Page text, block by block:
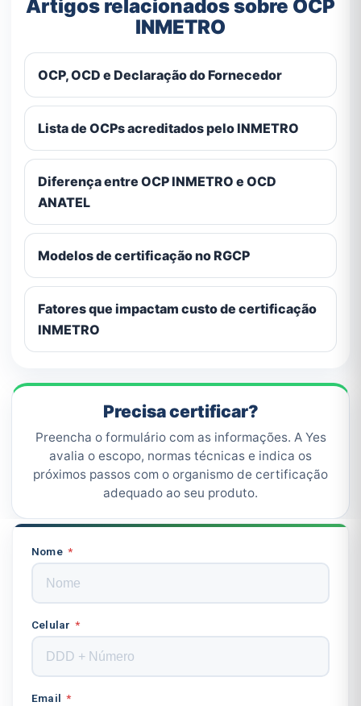
Artigos relacionados sobre OCP
INMETRO
OCP, OCD e Declaração do Fornecedor
Lista de OCPs acreditados pelo INMETRO
Diferença entre OCP INMETRO e OCD
ANATEL
Modelos de certificação no RGCP
Fatores que impactam custo de certificação
INMETRO
Precisa certificar?
Preencha o formulário com as informações. A Yes
avalia o escopo, normas técnicas e indica os
próximos passos com o organismo de certificação
adequado ao seu produto.
Nome
Celular
Email